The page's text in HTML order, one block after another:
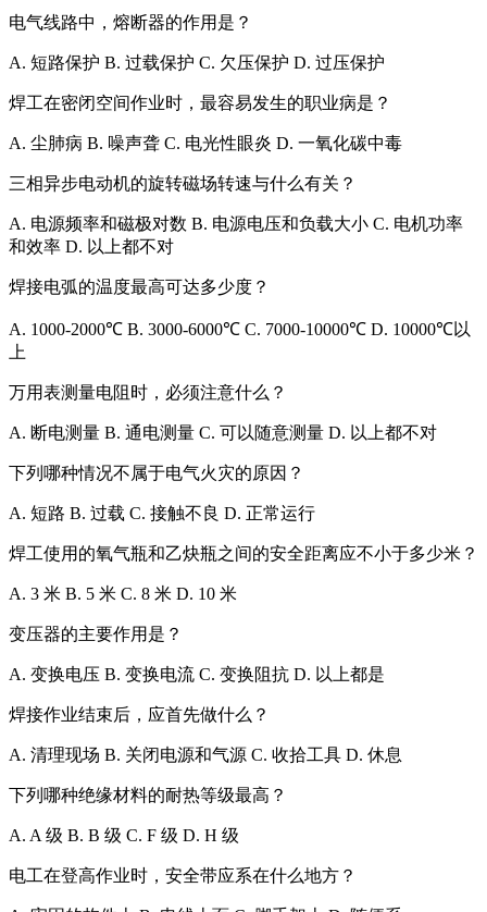
电气线路中，熔断器的作用是？
A. 短路保护 B. 过载保护 C. 欠压保护 D. 过压保护
焊工在密闭空间作业时，最容易发生的职业病是？
A. 尘肺病 B. 噪声聋 C. 电光性眼炎 D. 一氧化碳中毒
三相异步电动机的旋转磁场转速与什么有关？
A. 电源频率和磁极对数 B. 电源电压和负载大小 C. 电机功率
和效率 D. 以上都不对
焊接电弧的温度最高可达多少度？
A. 1000-2000℃ B. 3000-6000℃ C. 7000-10000℃ D. 10000℃以
上
万用表测量电阻时，必须注意什么？
A. 断电测量 B. 通电测量 C. 可以随意测量 D. 以上都不对
下列哪种情况不属于电气火灾的原因？
A. 短路 B. 过载 C. 接触不良 D. 正常运行
焊工使用的氧气瓶和乙炔瓶之间的安全距离应不小于多少米？
A. 3 米 B. 5 米 C. 8 米 D. 10 米
变压器的主要作用是？
A. 变换电压 B. 变换电流 C. 变换阻抗 D. 以上都是
焊接作业结束后，应首先做什么？
A. 清理现场 B. 关闭电源和气源 C. 收拾工具 D. 休息
下列哪种绝缘材料的耐热等级最高？
A. A 级 B. B 级 C. F 级 D. H 级
电工在登高作业时，安全带应系在什么地方？